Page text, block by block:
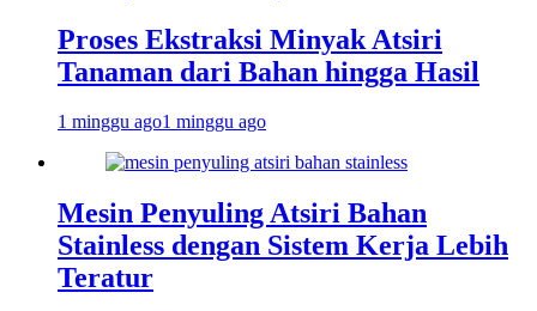
Proses Ekstraksi Minyak Atsiri
Tanaman dari Bahan hingga Hasil
1 minggu ago1 minggu ago
Mesin Penyuling Atsiri Bahan
Stainless dengan Sistem Kerja Lebih
Teratur